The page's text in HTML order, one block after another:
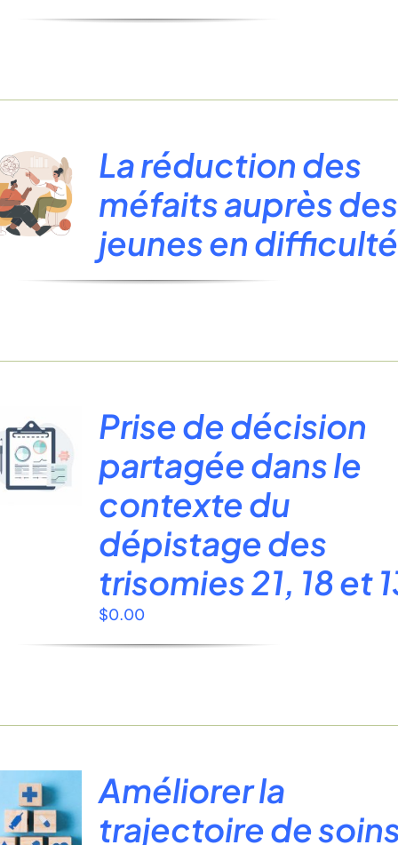
La réduction des
méfaits auprès des
jeunes en
Prise de décision
partagée dans le
contexte du
dépistage des
trisomies 21, 18 et
$0.00
Améliorer la
trajectoire de